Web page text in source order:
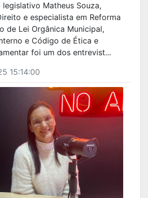
Matheus Souza,
e especialista em Reforma
de Lei Orgânica Municipal,
e Código de Ética e
foi um dos entrevist...
15:14:00